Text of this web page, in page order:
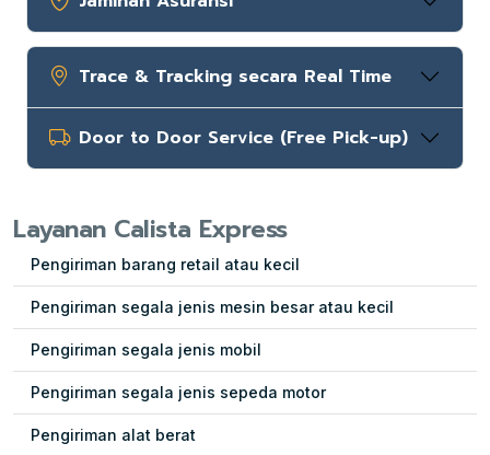
Trace & Tracking secara Real Time
Door to Door Service (Free Pick-up)
Layanan Calista Express
Pengiriman barang retail atau kecil
Pengiriman segala jenis mesin besar atau kecil
Pengiriman segala jenis mobil
Pengiriman segala jenis sepeda motor
Pengiriman alat berat